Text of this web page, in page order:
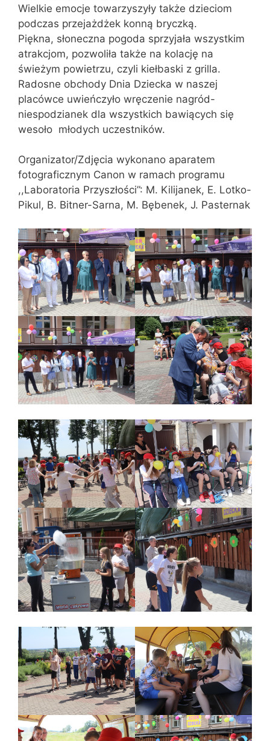
Wielkie emocje towarzyszyły także dzieciom
podczas przejażdżek konną bryczką.
Piękna, słoneczna pogoda sprzyjała wszystkim
atrakcjom, pozwoliła także na kolację na
świeżym powietrzu, czyli kiełbaski z grilla.
Radosne obchody Dnia Dziecka w naszej
placówce uwieńczyło wręczenie nagród-
niespodzianek dla wszystkich bawiących się
wesoło młodych uczestników.
Organizator/Zdjęcia wykonano aparatem
fotograficznym Canon w ramach programu
,,Laboratoria Przyszłości”: M. Kilijanek, E. Lotko-
Pikul, B. Bitner-Sarna, M. Bębenek, J. Pasternak